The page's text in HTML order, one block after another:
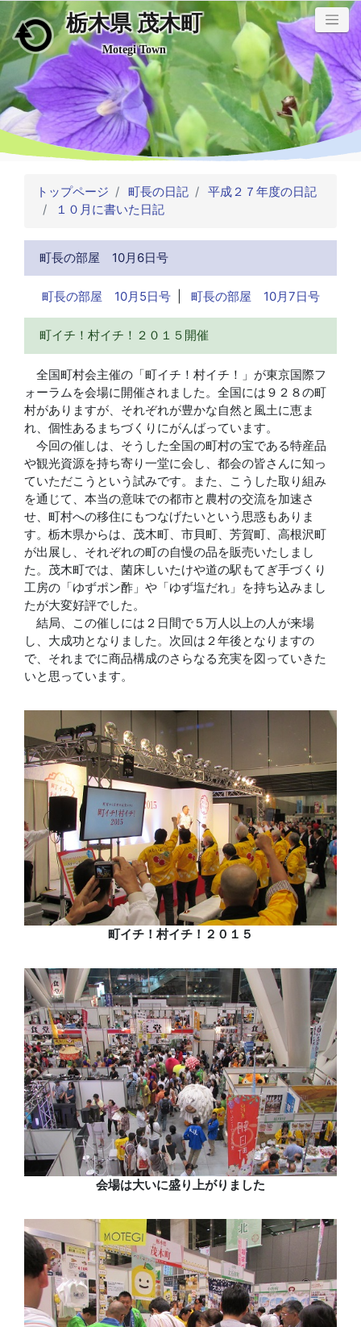
メインコンテンツにスキップ
栃木県 茂木町
Motegi Town
トップページ 町長の日記
平成２７年度の日記
１０月に書いた日記
町長の部屋 10月6日号
町長の部屋 10月5日号| 町長の部屋 10月7日号
町イチ！村イチ！２０１５開催
全国町村会主催の「町イチ！村イチ！」が東京国際フ
ォーラムを会場に開催されました。全国には９２８の町
村がありますが、それぞれが豊かな自然と風土に恵ま
れ、個性あるまちづくりにがんばっています。
今回の催しは、そうした全国の町村の宝である特産品
や観光資源を持ち寄り一堂に会し、都会の皆さんに知っ
ていただこうという試みです。また、こうした取り組み
を通じて、本当の意味での都市と農村の交流を加速さ
せ、町村への移住にもつなげたいという思惑もありま
す。栃木県からは、茂木町、市貝町、芳賀町、高根沢町
が出展し、それぞれの町の自慢の品を販売いたしまし
た。茂木町では、菌床しいたけや道の駅もてぎ手づくり
工房の「ゆずポン酢」や「ゆず塩だれ」を持ち込みまし
たが大変好評でした。
結局、この催しには２日間で５万人以上の人が来場
し、大成功となりました。次回は２年後となりますの
で、それまでに商品構成のさらなる充実を図っていきた
いと思っています。
町イチ！村イチ！２０１５
会場は大いに盛り上がりました